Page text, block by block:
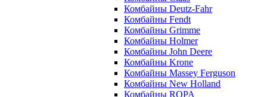
Комбайны Deutz-Fahr
Комбайны Fendt
Комбайны Grimme
Комбайны Holmer
Комбайны John Deere
Комбайны Krone
Комбайны Massey Ferguson
Комбайны New Holland
Комбайны ROPA